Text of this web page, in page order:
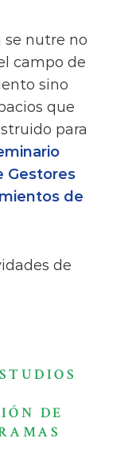
se nutre no
campo de
sino
que
para
Gestores
de
de
DE